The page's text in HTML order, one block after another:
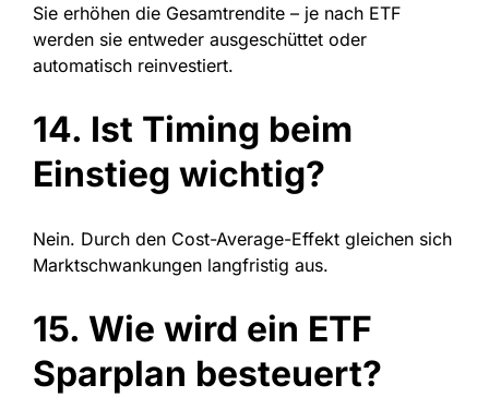
Sie erhöhen die Gesamtrendite – je nach ETF
werden sie entweder ausgeschüttet oder
automatisch reinvestiert.
14. Ist Timing beim
Einstieg wichtig?
Nein. Durch den Cost-Average-Effekt gleichen sich
Marktschwankungen langfristig aus.
15. Wie wird ein ETF
Sparplan besteuert?